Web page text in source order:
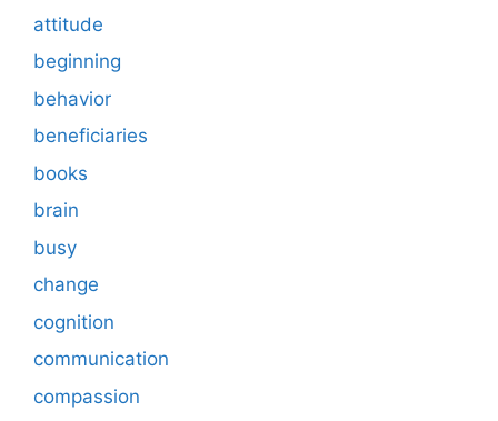
attitude
beginning
behavior
beneficiaries
books
brain
busy
change
cognition
communication
compassion